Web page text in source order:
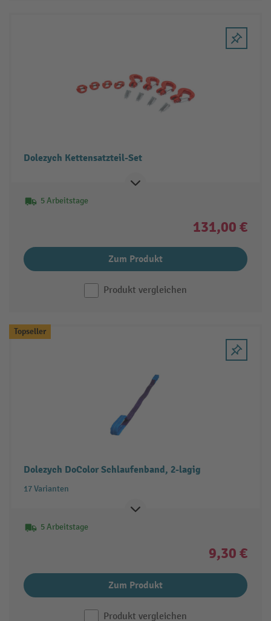
Dolezych Kettensatzteil-Set
5 Arbeitstage
131,00 €
Zum Produkt
Produkt vergleichen
Topseller
Dolezych DoColor Schlaufenband, 2-lagig
17 Varianten
5 Arbeitstage
9,30 €
Zum Produkt
Produkt vergleichen